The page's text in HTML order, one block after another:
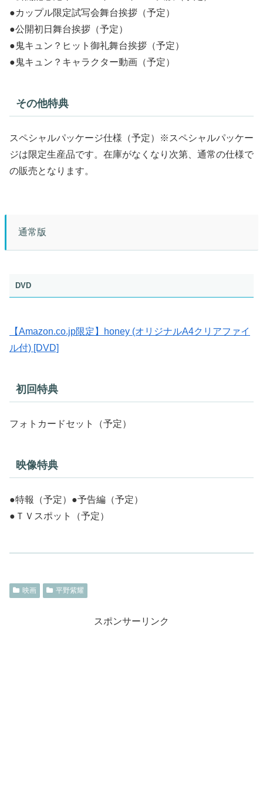
●カップル限定試写会舞台挨拶（予定）
●公開初日舞台挨拶（予定）
●鬼キュン？ヒット御礼舞台挨拶（予定）
●鬼キュン？キャラクター動画（予定）
その他特典
スペシャルパッケージ仕様（予定）※スペシャルパッケー
ジは限定生産品です。在庫がなくなり次第、通常の仕様で
の販売となります。
通常版
DVD
【Amazon.co.jp限定】honey (オリジナルA4クリアファイ
ル付) [DVD]
初回特典
フォトカードセット（予定）
映像特典
●特報（予定）●予告編（予定）
●ＴＶスポット（予定）
映画 平野紫耀
スポンサーリンク